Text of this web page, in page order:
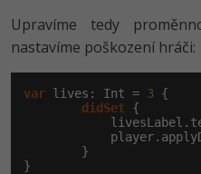
Upravíme tedy
nastavíme poškození hráči:
var lives: Int = 3 {
didSet {
        }
}